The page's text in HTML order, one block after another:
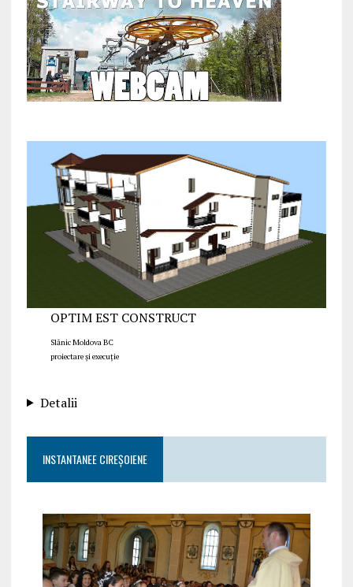
OPTIM EST CONSTRUCT
Slănic Moldova BC
proiectare și execuție
Detalii
INSTANTANEE CIREȘOIENE